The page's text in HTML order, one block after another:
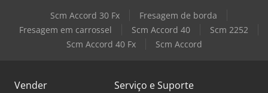
Scm Accord 30 Fx
Fresagem de borda
Fresagem em carrossel
Scm Accord 40
Scm 2252
Scm Accord 40 Fx
Scm Accord
Vender Serviço e Suporte